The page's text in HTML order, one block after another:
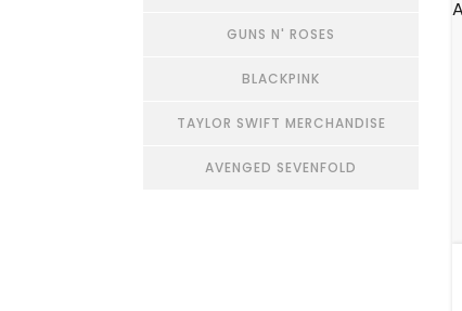
GUNS N' ROSES
BLACKPINK
TAYLOR SWIFT MERCHANDISE
AVENGED SEVENFOLD